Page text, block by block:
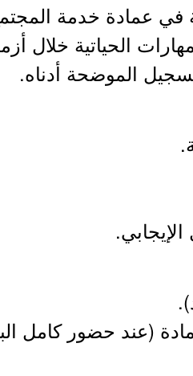
عمادة خدمة
الحياتية خلال
الموضحة أدناه.